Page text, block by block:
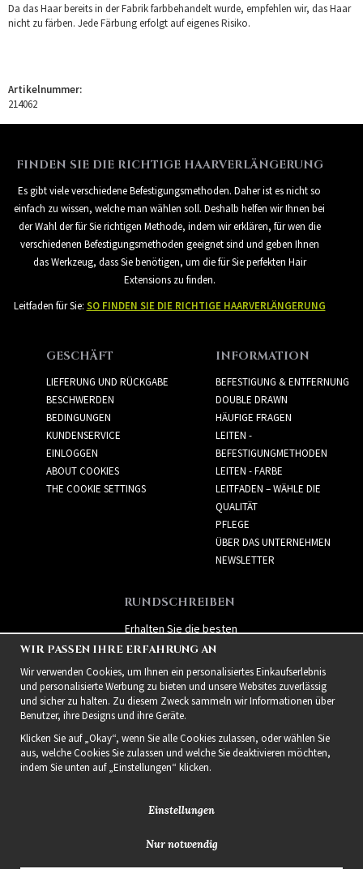
Da das Haar bereits in der Fabrik farbbehandelt wurde, empfehlen wir, das Haar
nicht zu färben. Jede Färbung erfolgt auf eigenes Risiko.
Artikelnummer:
214062
FINDEN SIE DIE RICHTIGE HAARVERLÄNGERUNG
Es gibt viele verschiedene Befestigungsmethoden. Daher ist es nicht so
einfach zu wissen, welche man wählen soll. Deshalb helfen wir Ihnen bei
der Wahl der für Sie richtigen Methode, indem wir erklären, für wen die
verschiedenen Befestigungsmethoden geeignet sind und geben Ihnen
das Werkzeug, dass Sie benötigen, um die für Sie perfekten Hair
Extensions zu finden.
Leitfaden für Sie: SO FINDEN SIE DIE RICHTIGE HAARVERLÄNGERUNG
GESCHÄFT
LIEFERUNG UND RÜCKGABE
BESCHWERDEN
BEDINGUNGEN
KUNDENSERVICE
EINLOGGEN
ABOUT COOKIES
THE COOKIE SETTINGS
INFORMATION
BEFESTIGUNG & ENTFERNUNG
DOUBLE DRAWN
HÄUFIGE FRAGEN
LEITEN -
BEFESTIGUNGMETHODEN
LEITEN - FARBE
LEITFADEN – WÄHLE DIE
QUALITÄT
PFLEGE
ÜBER DAS UNTERNEHMEN
NEWSLETTER
RUNDSCHREIBEN
Erhalten Sie die besten
Angebote und spannende
neue Produkte!
2021 Delightful Hair
WIR PASSEN IHRE ERFAHRUNG AN
Wir verwenden Cookies, um Ihnen ein personalisiertes Einkaufserlebnis
und personalisierte Werbung zu bieten und unsere Websites zuverlässig
und sicher zu halten. Zu diesem Zweck sammeln wir Informationen über
Benutzer, ihre Designs und ihre Geräte.
Klicken Sie auf „Okay“, wenn Sie alle Cookies zulassen, oder wählen Sie
aus, welche Cookies Sie zulassen und welche Sie deaktivieren möchten,
indem Sie unten auf „Einstellungen“ klicken.
Einstellungen
Nur notwendig